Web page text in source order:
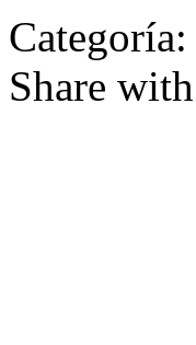
Categoría:
Share with